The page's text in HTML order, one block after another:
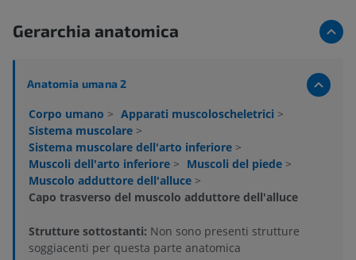
Gerarchia anatomica
Anatomia umana 2
Corpo umano > Apparati muscoloscheletrici >
Sistema muscolare >
Sistema muscolare dell'arto inferiore >
Muscoli dell'arto inferiore > Muscoli del piede >
Muscolo adduttore dell'alluce >
Capo trasverso del muscolo adduttore dell'alluce
Strutture sottostanti: Non sono presenti strutture
soggiacenti per questa parte anatomica